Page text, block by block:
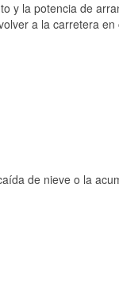
y la potencia de
a la carretera
de nieve o la